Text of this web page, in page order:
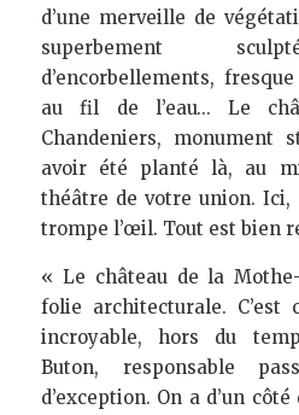
d’une merveille de
superbement
d’encorbellements,
au fil de l’eau… Le
Chandeniers, monument
avoir été planté là, au
théâtre de votre union. Ici,
trompe l’œil. Tout est bien
« Le château de la
folie architecturale. C’est
incroyable, hors du
Buton, responsable
d’exception. On a d’un